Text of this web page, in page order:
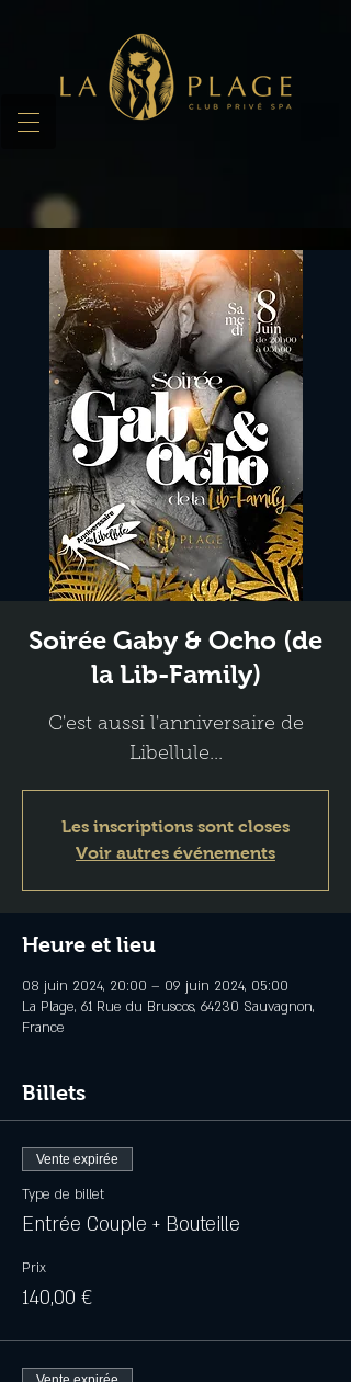
Soirée Gaby & Ocho (de
la Lib-Family)
C'est aussi l'anniversaire de
Libellule...
Les inscriptions sont closes
Voir autres événements
Heure et lieu
08 juin 2024, 20:00 – 09 juin 2024, 05:00
La Plage, 61 Rue du Bruscos, 64230 Sauvagnon,
France
Billets
Vente expirée
Type de billet
Entrée Couple + Bouteille
Prix
140,00 €